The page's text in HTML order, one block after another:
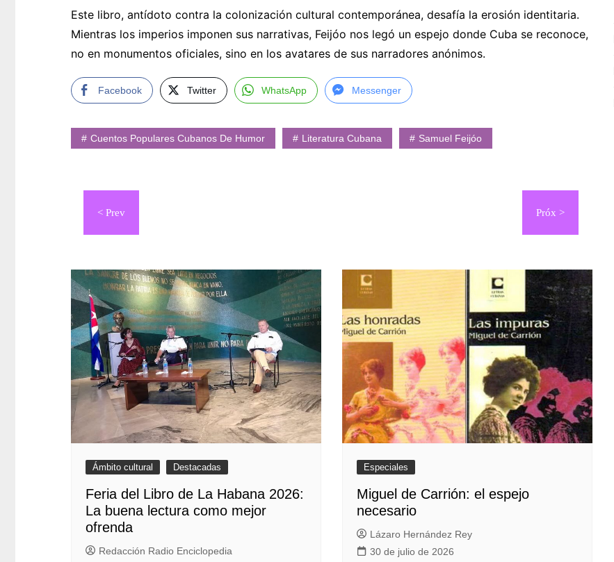
Este libro, antídoto contra la colonización cultural contemporánea, desafía la erosión identitaria.
Mientras los imperios imponen sus narrativas, Feijóo nos legó un espejo donde Cuba se reconoce,
no en monumentos oficiales, sino en los avatares de sus narradores anónimos.
Facebook Twitter WhatsApp Messenger
Cuentos Populares Cubanos De Humor Literatura Cubana Samuel Feijóo
Navegación
Ámbito cultural Destacadas
Feria del Libro de La Habana 2026:
La buena lectura como mejor
ofrenda
Redacción Radio Enciclopedia
Especiales
Miguel de Carrión: el espejo
necesario
Lázaro Hernández Rey
30 de julio de 2026